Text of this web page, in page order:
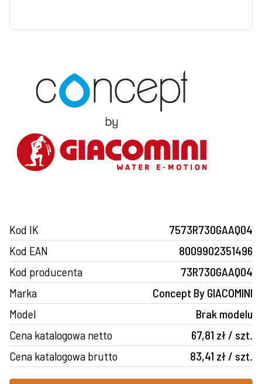
Kod IK
7573R730GAAQ04
Kod EAN
8009902351496
Kod producenta
73R730GAAQ04
Marka
Concept By GIACOMINI
Model
Brak modelu
Cena katalogowa netto
67,81 zł / szt.
Cena katalogowa brutto
83,41 zł / szt.